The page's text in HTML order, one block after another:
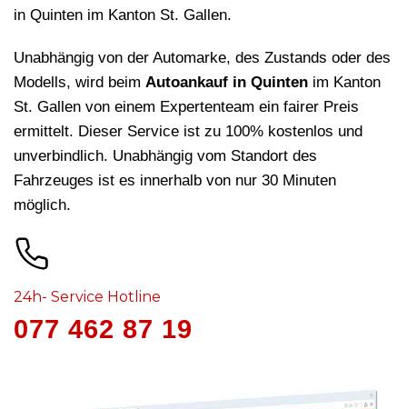
in Quinten im Kanton St. Gallen.
Unabhängig von der Automarke, des Zustands oder des
Modells, wird beim Autoankauf in Quinten im Kanton
St. Gallen von einem Expertenteam ein fairer Preis
ermittelt. Dieser Service ist zu 100% kostenlos und
unverbindlich. Unabhängig vom Standort des
Fahrzeuges ist es innerhalb von nur 30 Minuten
möglich.
24h- Service Hotline
077 462 87 19